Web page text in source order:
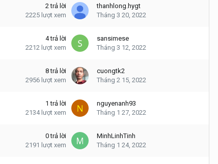
2 trả lời
2225 lượt xem
thanhlong.hygt
Tháng 3 20, 2022
4 trả lời
2212 lượt xem
sansimese
Tháng 3 12, 2022
8 trả lời
2956 lượt xem
cuongtk2
Tháng 2 15, 2022
1 trả lời
2134 lượt xem
nguyenanh93
Tháng 1 27, 2022
0 trả lời
2191 lượt xem
MinhLinhTinh
Tháng 1 24, 2022